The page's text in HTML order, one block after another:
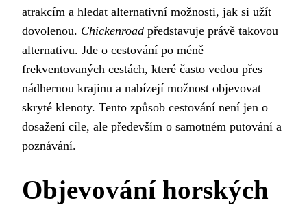
atrakcím a hledat alternativní možnosti, jak si užít
dovolenou. Chickenroad představuje právě takovou
alternativu. Jde o cestování po méně
frekventovaných cestách, které často vedou přes
nádhernou krajinu a nabízejí možnost objevovat
skryté klenoty. Tento způsob cestování není jen o
dosažení cíle, ale především o samotném putování a
poznávání.
Objevování horských